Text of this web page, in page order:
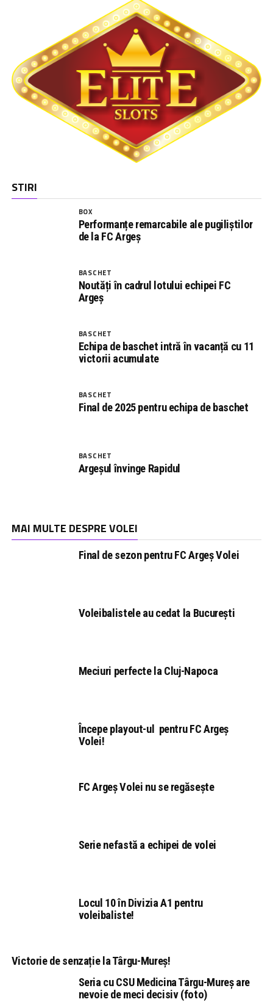
STIRI
BOX
Performanțe remarcabile ale pugiliștilor
de la FC Argeș
BASCHET
Noutăți în cadrul lotului echipei FC
Argeș
BASCHET
Echipa de baschet intră în vacanță cu 11
victorii acumulate
BASCHET
Final de 2025 pentru echipa de baschet
BASCHET
Argeșul învinge Rapidul
MAI MULTE DESPRE VOLEI
Final de sezon pentru FC Argeș Volei
Voleibalistele au cedat la București
Meciuri perfecte la Cluj-Napoca
Începe playout-ul pentru FC Argeș
Volei!
FC Argeș Volei nu se regăsește
Serie nefastă a echipei de volei
Locul 10 în Divizia A1 pentru
voleibaliste!
Victorie de senzație la Târgu-Mureș!
Seria cu CSU Medicina Târgu-Mureș are
nevoie de meci decisiv (foto)